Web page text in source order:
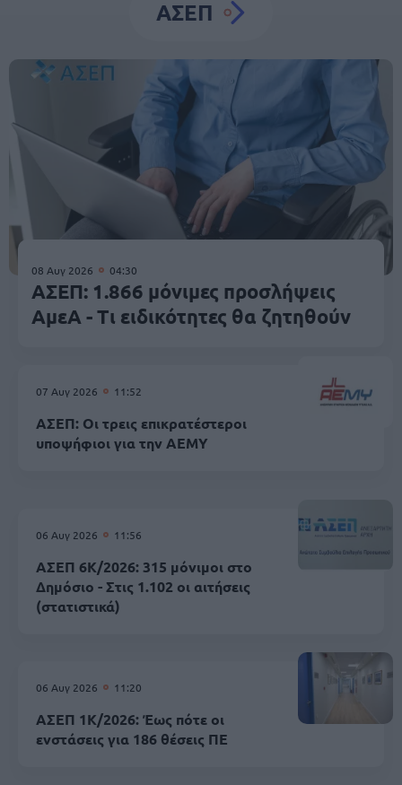
ΑΣΕΠ
08 Αυγ 2026 04:30
ΑΣΕΠ: 1.866 μόνιμες προσλήψεις
ΑμεΑ - Τι ειδικότητες θα ζητηθούν
07 Αυγ 2026 11:52
ΑΣΕΠ: Οι τρεις επικρατέστεροι
υποψήφιοι για την ΑΕΜΥ
06 Αυγ 2026 11:56
ΑΣΕΠ 6Κ/2026: 315 μόνιμοι στο
Δημόσιο - Στις 1.102 οι αιτήσεις
(στατιστικά)
06 Αυγ 2026 11:20
ΑΣΕΠ 1Κ/2026: Έως πότε οι
ενστάσεις για 186 θέσεις ΠΕ